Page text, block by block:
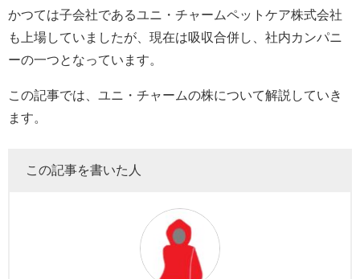
かつては子会社であるユニ・チャームペットケア株式会社
も上場していましたが、現在は吸収合併し、社内カンパニ
ーの一つとなっています。
この記事では、ユニ・チャームの株について解説していき
ます。
この記事を書いた人